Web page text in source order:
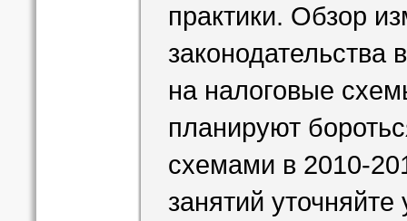
практики. Обзор
законодательства
на налоговые
планируют
схемами в 2010-
занятий